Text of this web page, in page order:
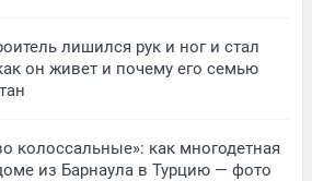
лишился рук и ног и стал
он живет и почему его семью
колоссальные»: как многодетная
из Барнаула в Турцию — фото